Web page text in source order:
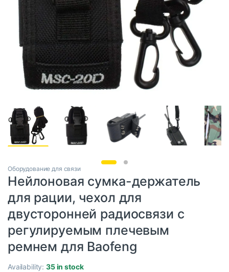
Оборудование для связи
Нейлоновая сумка-держатель
для рации, чехол для
двусторонней радиосвязи с
регулируемым плечевым
ремнем для Baofeng
Availability:35 in stock